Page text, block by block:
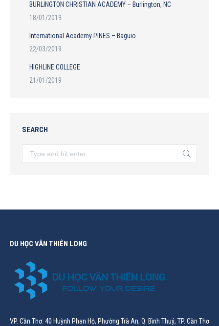
BURLINGTON CHRISTIAN ACADEMY – Burlington, NC
18/01/2019
International Academy PINES – Baguio
22/03/2019
HIGHLINE COLLEGE
21/01/2019
SEARCH
DU HỌC VÂN THIÊN LONG
VP. Cần Thơ: 40 Huỳnh Phan Hộ, Phường Trà An, Q. Bình Thuỷ, TP. Cần Thơ